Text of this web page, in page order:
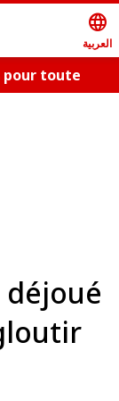
language
العربية
pour toute
déjoué